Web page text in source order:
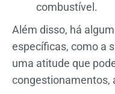
combustível.
Além disso, há
específicas, como a
uma atitude que
congestionamentos,